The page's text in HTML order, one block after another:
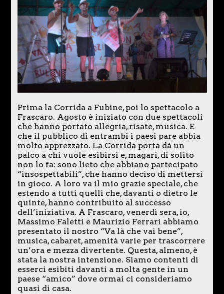
Prima la Corrida a Fubine, poi lo spettacolo a
Frascaro. Agosto è iniziato con due spettacoli
che hanno portato allegria, risate, musica. E
che il pubblico di entrambi i paesi pare abbia
molto apprezzato. La Corrida porta dà un
palco a chi vuole esibirsi e, magari, di solito
non lo fa: sono lieto che abbiano partecipato
“insospettabili”, che hanno deciso di mettersi
in gioco. A loro va il mio grazie speciale, che
estendo a tutti quelli che, davanti o dietro le
quinte, hanno contribuito al successo
dell’iniziativa. A Frascaro, venerdì sera, io,
Massimo Faletti e Maurizio Ferrari abbiamo
presentato il nostro “Va là che vai bene”,
musica, cabaret, amenità varie per trascorrere
un’ora e mezza divertente. Questa, almeno, è
stata la nostra intenzione. Siamo contenti di
esserci esibiti davanti a molta gente in un
paese “amico” dove ormai ci consideriamo
quasi di casa.